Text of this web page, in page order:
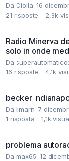
Da Ciolla: 16
21 risposte 2,3k
Radio Minerva
solo in onde
Da superautomatico:
16 risposte 4,1k
becker
Da limarn: 7
1 risposta 1,1k
problema
Da max65: 12